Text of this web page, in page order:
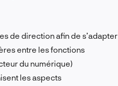
de direction afin de s’adapter
entre les fonctions
du numérique)
les aspects